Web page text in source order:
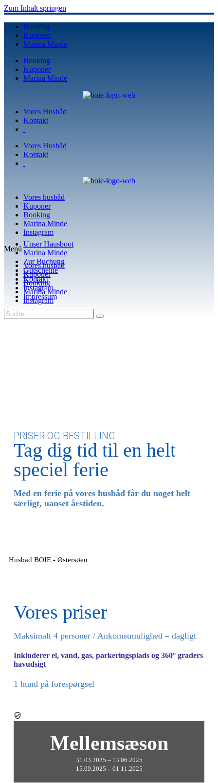
Zum Inhalt springen
Booking
Kuponer
Marina Minde
Booking
Kuponer
Marina Minde
Vores Husbåd
Kontakt
Vores Husbåd
Kontakt
Vores husbåd
Kuponer
Booking
Marina Minde
Instagram
Menü
Vores husbåd
Kuponer
Booking
Marina Minde
Instagram
Unser Hausboot
Marina Minde
Zur Buchung
Gutscheine
Kontakt
Instagram
Impressum
PRISER OG BESTILLING
Tag dig tid til en helt
speciel ferie
Med en ferie på vores husbåd får du noget helt
særligt, uanset årstiden.
Husbåd BOIE - Østersøen
Vores priser
Maksimalt 4 personer / Ankomstmulighed – dagligt
Inkluderer el, vand, gas, parkeringsplads og 360° graders
havudsigt
1 hund på forespørgsel
Mellemsæson
31.03.2025 – 13.06.2025
15.09.2025 – 01.11.2025